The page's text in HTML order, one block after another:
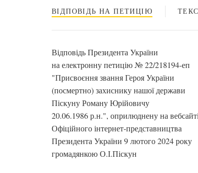
ВІДПОВІДЬ НА ПЕТИЦІЮ
Відповідь Президента України
на електронну петицію № 22/218194-еп
"Присвоєння звання Героя України
(посмертно) захиснику нашої держави
Піскуну Роману Юрійовичу
20.06.1986 р.н.", оприлюднену на вебсайті
Офіційного інтернет-представництва
Президента України 9 лютого 2024 року
громадянкою О.І.Піскун